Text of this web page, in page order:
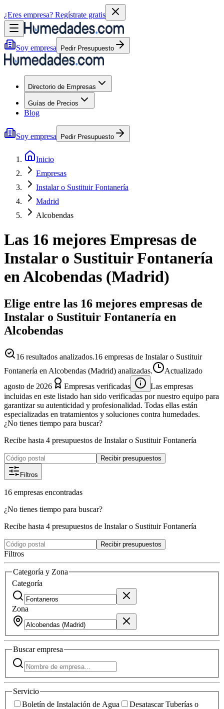
¿Eres empresa? Regístrate gratis
Soy empresa Pedir Presupuesto
Directorio de Empresas
Guías de Precios
Blog
Soy empresa Pedir Presupuesto
Inicio
Empresas
Instalar o Sustituir Fontanería
Madrid
Alcobendas
Las 16 mejores Empresas de
Instalar o Sustituir Fontanería
enAlcobendas (Madrid)
Elige entre las 16 mejores empresas de
Instalar o Sustituir Fontanería en
Alcobendas
16 resultados analizados.16 empresas de Instalar o Sustituir
Fontanería en Alcobendas (Madrid) analizadas.
Actualizado
agosto de 2026
Empresas verificadas
Las empresas
incluidas en este listado han sido verificadas por nuestro equipo para
garantizar su autenticidad y profesionalidad. Todas ellas están
especializadas en tratamientos y soluciones contra humedades.
¿No tienes tiempo para buscar?
Recibe hasta 4 presupuestos de Instalar o Sustituir Fontanería
Recibir presupuestos
Filtros
16 empresas encontradas
¿No tienes tiempo para buscar?
Recibe hasta 4 presupuestos de Instalar o Sustituir Fontanería
Recibir presupuestos
Filtros
Categoría y Zona
Categoría
Zona
Buscarempresa
Servicio
Boletín de Instalación de Agua
Desatascar Tuberías o